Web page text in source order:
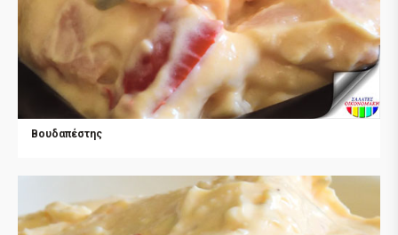
Βουδαπέστης